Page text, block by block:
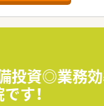
はございません。
投資◎業務
す！